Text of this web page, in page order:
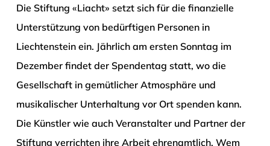
Die Stiftung «Liacht» setzt sich für die finanzielle
Unterstützung von bedürftigen Personen in
Liechtenstein ein. Jährlich am ersten Sonntag im
Dezember findet der Spendentag statt, wo die
Gesellschaft in gemütlicher Atmosphäre und
musikalischer Unterhaltung vor Ort spenden kann.
Die Künstler wie auch Veranstalter und Partner der
Stiftung verrichten ihre Arbeit ehrenamtlich. Wem